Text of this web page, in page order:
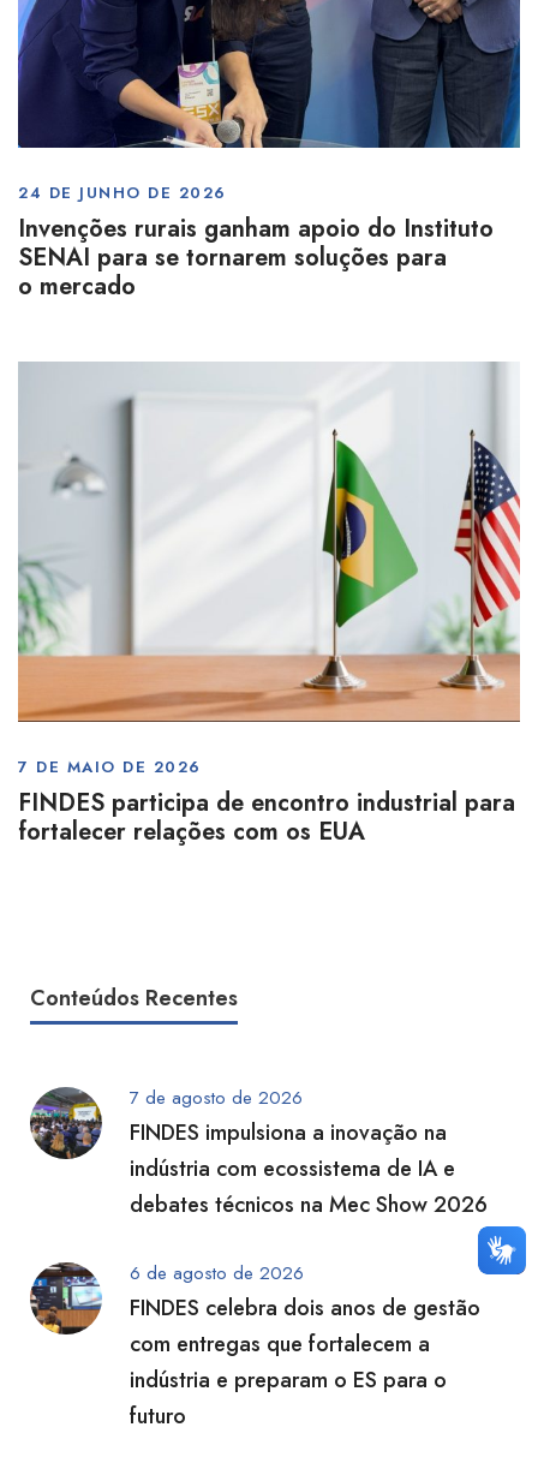
24 DE JUNHO DE 2026
Invenções rurais ganham apoio do Instituto
SENAI para se tornarem soluções para
o mercado
7 DE MAIO DE 2026
FINDES participa de encontro industrial para
fortalecer relações com os EUA
Conteúdos Recentes
7 de agosto de 2026
FINDES impulsiona a inovação na
indústria com ecossistema de IA e
debates técnicos na Mec Show 2026
6 de agosto de 2026
FINDES celebra dois anos de gestão
com entregas que fortalecem a
indústria e preparam o ES para o
futuro